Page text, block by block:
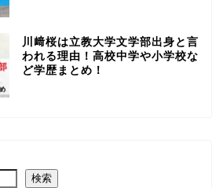
川﨑桜は立教大学文学部出身と言
われる理由！高校中学や小学校な
ど学歴まとめ！
検索